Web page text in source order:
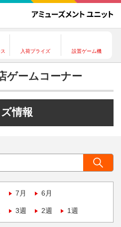
入荷プライズ 設置ゲーム機
ゲームコーナー
情報
7月 6月
3週 2週 1週